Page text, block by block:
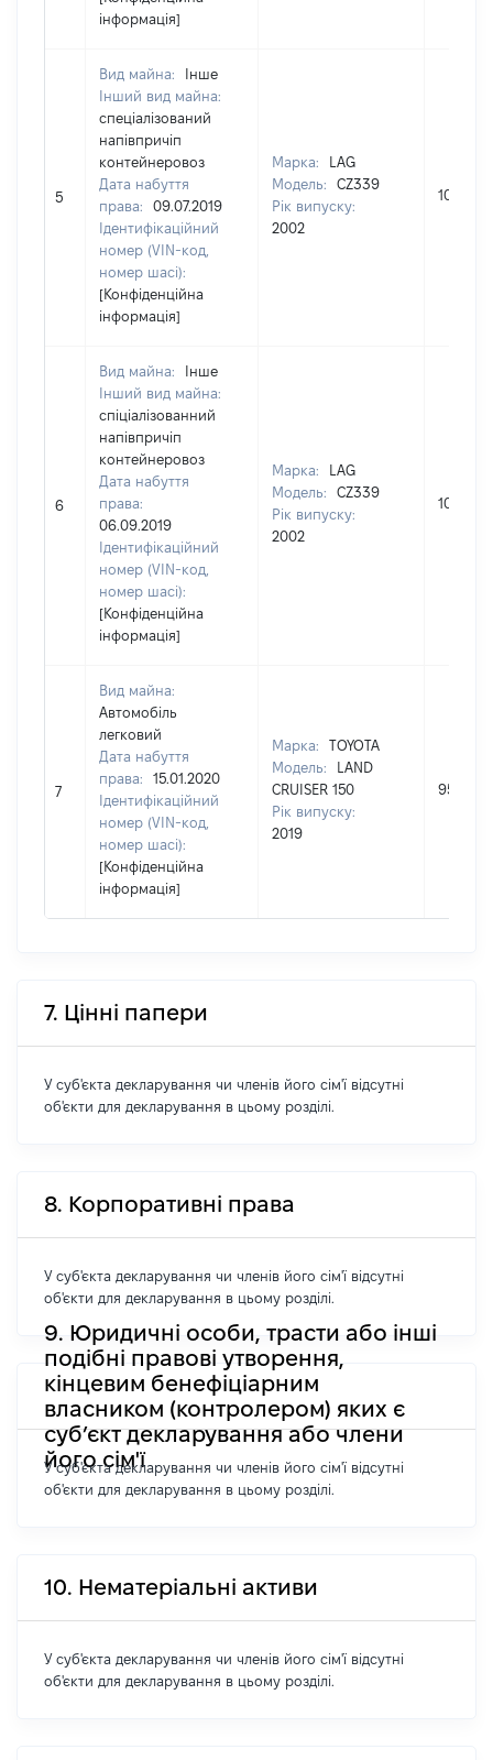
інформація]
5
Вид майна:
Інше
Інший вид майна:
спеціалізований
напівпричіп
контейнеровоз
Дата набуття
права:
09.07.2019
Ідентифікаційний
номер (VIN-код,
номер шасі):
[Конфіденційна
інформація]
Марка:
LAG
Модель:
CZ339
Рік випуску:
2002
108000
6
Вид майна:
Інше
Інший вид майна:
спіціалізованний
напівпричіп
контейнеровоз
Дата набуття
права:
06.09.2019
Ідентифікаційний
номер (VIN-код,
номер шасі):
[Конфіденційна
інформація]
Марка:
LAG
Модель:
CZ339
Рік випуску:
2002
108000
7
Вид майна:
Автомобіль
легковий
Дата набуття
права:
15.01.2020
Ідентифікаційний
номер (VIN-код,
номер шасі):
[Конфіденційна
інформація]
Марка:
TOYOTA
Модель:
LAND
CRUISER 150
Рік випуску:
2019
955000
7. Цінні папери
У суб'єкта декларування чи членів його сім'ї відсутні
об'єкти для декларування в цьому розділі.
8. Корпоративні права
У суб'єкта декларування чи членів його сім'ї відсутні
об'єкти для декларування в цьому розділі.
9. Юридичні особи, трасти або інші
подібні правові утворення,
кінцевим бенефіціарним
власником (контролером) яких є
суб’єкт декларування або члени
його сім'ї
У суб'єкта декларування чи членів його сім'ї відсутні
об'єкти для декларування в цьому розділі.
10. Нематеріальні активи
У суб'єкта декларування чи членів його сім'ї відсутні
об'єкти для декларування в цьому розділі.